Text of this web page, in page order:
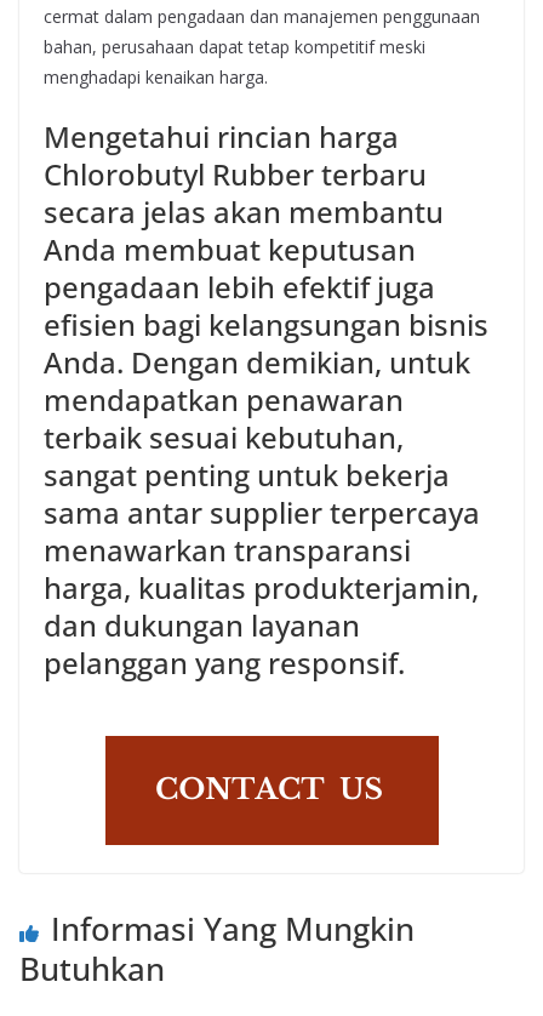
cermat dalam pengadaan dan manajemen penggunaan
bahan, perusahaan dapat tetap kompetitif meski
menghadapi kenaikan harga.
Mengetahui rincian harga
Chlorobutyl Rubber terbaru
secara jelas akan membantu
Anda membuat keputusan
pengadaan lebih efektif juga
efisien bagi kelangsungan bisnis
Anda. Dengan demikian, untuk
mendapatkan penawaran
terbaik sesuai kebutuhan,
sangat penting untuk bekerja
sama antar supplier terpercaya
menawarkan transparansi
harga, kualitas produkterjamin,
dan dukungan layanan
pelanggan yang responsif.
Informasi Yang Mungkin
Butuhkan